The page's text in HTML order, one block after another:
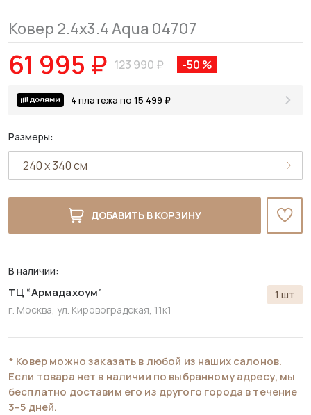
Ковер 2.4x3.4 Aqua 04707
61 995 ₽ 123 990 ₽ -50 %
4 платежа по 15 499 ₽
Размеры:
ДОБАВИТЬ В КОРЗИНУ
В наличии:
ТЦ “Армадахоум”
г. Москва, ул. Кировоградская, 11к1
1 шт
* Ковер можно заказать в любой из наших салонов.
Если товара нет в наличии по выбранному адресу, мы
бесплатно доставим его из другого города в течение
3–5 дней.